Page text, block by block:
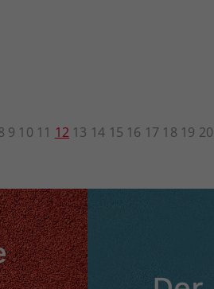
9 10 11 12 13 14 15 16 17 18 19 20